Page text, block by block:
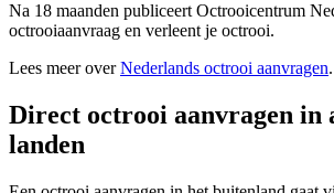
Na 18 maanden publiceert Octrooicentrum
octrooiaanvraag en verleent je octrooi.
Lees meer overNederlands octrooi aanvragen.
Direct octrooi aanvragen in
landen